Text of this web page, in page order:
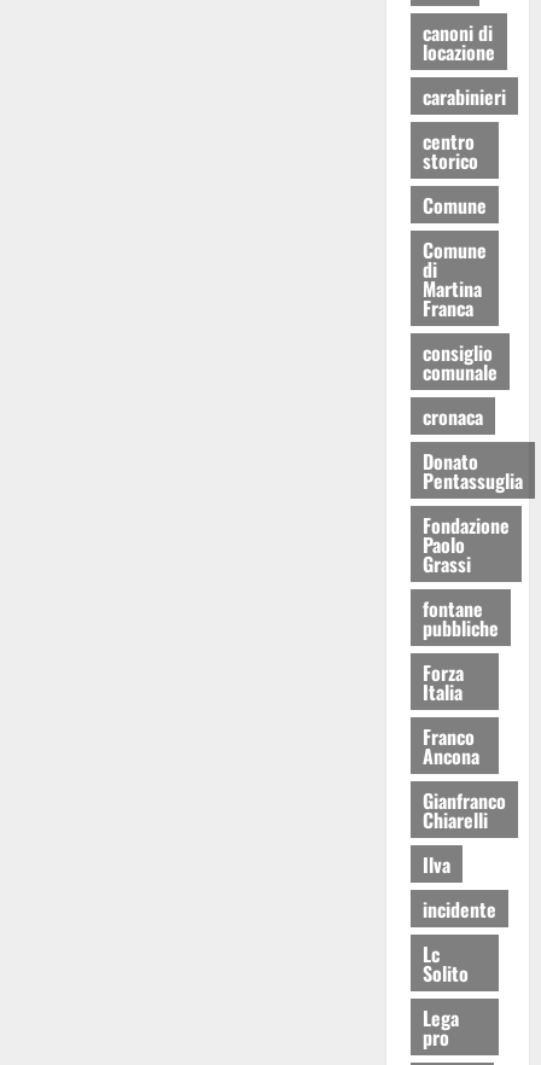
canoni di
locazione
carabinieri
centro
storico
Comune
Comune
di
Martina
Franca
consiglio
comunale
cronaca
Donato
Pentassuglia
Fondazione
Paolo
Grassi
fontane
pubbliche
Forza
Italia
Franco
Ancona
Gianfranco
Chiarelli
Ilva
incidente
Lc
Solito
Lega
pro